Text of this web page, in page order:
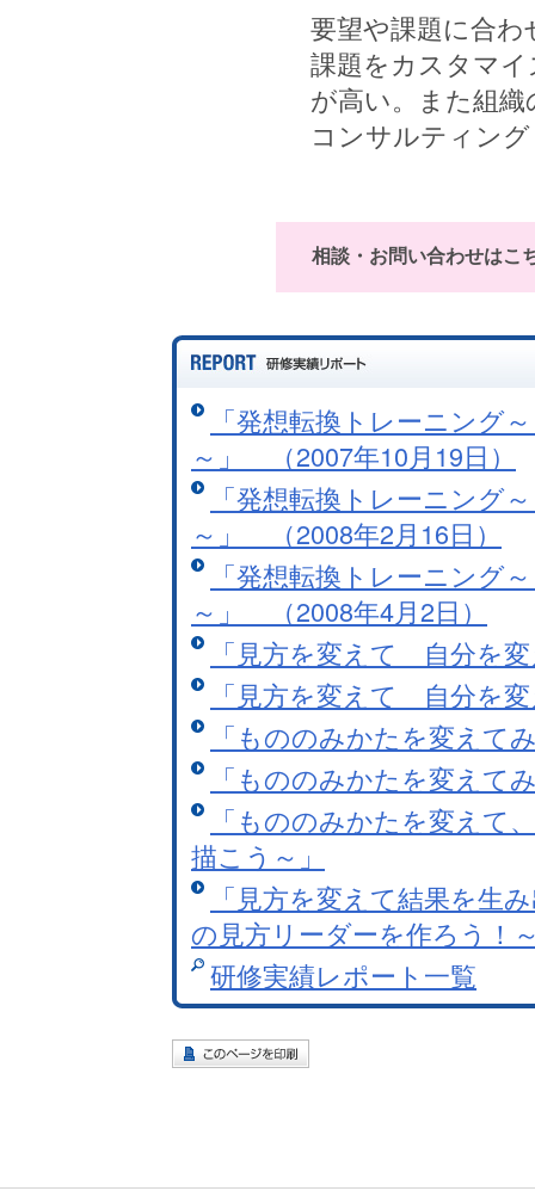
要望や課題に合
課題をカスタマ
が高い。また組
コンサルティン
相談・お問い合わせはこ
「発想転換トレーニング
～」 （2007年10月19日）
「発想転換トレーニング
～」 （2008年2月16日）
「発想転換トレーニング
～」 （2008年4月2日）
「見方を変えて 自分を
「見方を変えて 自分を
「もののみかたを変え
「もののみかたを変え
「もののみかたを変えて
描こう～」
「見方を変えて結果を生
の見方リーダーを作ろう！
研修実績レポート一覧